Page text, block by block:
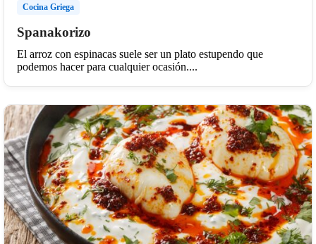
Cocina Griega
Spanakorizo
El arroz con espinacas suele ser un plato estupendo que
podemos hacer para cualquier ocasión....